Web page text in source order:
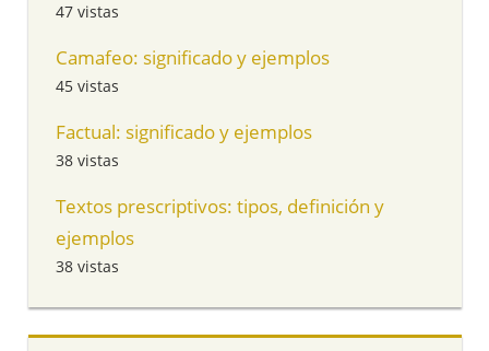
47 vistas
Camafeo: significado y ejemplos
45 vistas
Factual: significado y ejemplos
38 vistas
Textos prescriptivos: tipos, definición y
ejemplos
38 vistas